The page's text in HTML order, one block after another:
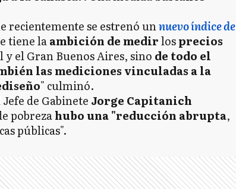
recientemente se estrenó unnuevo índice de
tiene laambición de medirlosprecios
y el Gran Buenos Aires, sino de todo el
las mediciones vinculadas a la
" culminó.
de Gabinete Jorge Capitanich
pobrezahubo una "reducción abrupta,
públicas".